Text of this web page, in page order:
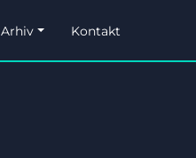
Arhiv Kontakt